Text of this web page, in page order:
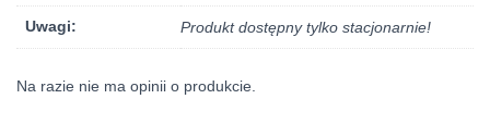
Uwagi: Produkt dostępny tylko stacjonarnie!
Na razie nie ma opinii o produkcie.